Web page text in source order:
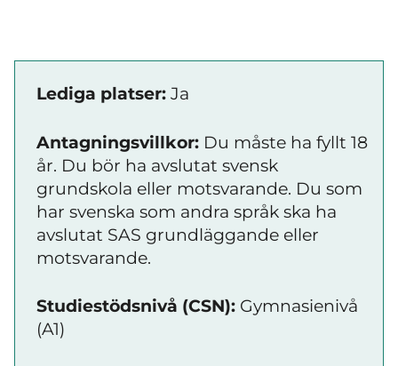
Lediga platser: Ja
Antagningsvillkor: Du måste ha fyllt 18
år. Du bör ha avslutat svensk
grundskola eller motsvarande. Du som
har svenska som andra språk ska ha
avslutat SAS grundläggande eller
motsvarande.
Studiestödsnivå (CSN): Gymnasienivå
(A1)